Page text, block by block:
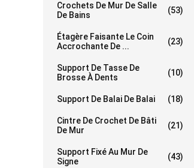
Crochets De Mur De Salle
De Bains
(53)
Étagère Faisante Le Coin
Accrochante De ...
(23)
Support De Tasse De
Brosse À Dents
(10)
Support De Balai De Balai (18)
Cintre De Crochet De Bâti
De Mur
(21)
Support Fixé Au Mur De
Signe
(43)